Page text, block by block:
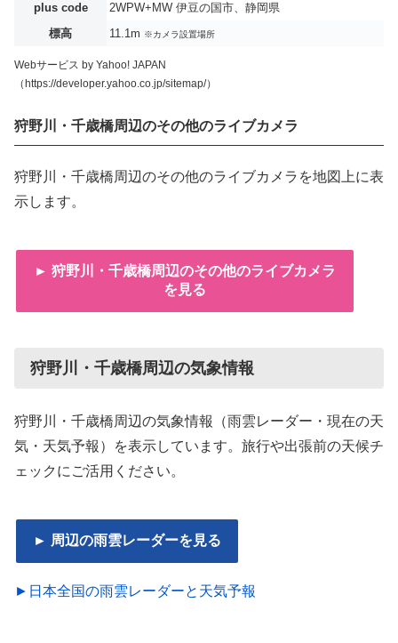
plus code
2WPW+MW 伊豆の国市、静岡県
標高
11.1m ※カメラ設置場所
Webサービス by Yahoo! JAPAN
（https://developer.yahoo.co.jp/sitemap/）
狩野川・千歳橋周辺のその他のライブカメラ
狩野川・千歳橋周辺のその他のライブカメラを地図上に表
示します。
► 狩野川・千歳橋周辺のその他のライブカメラ
を見る
狩野川・千歳橋周辺の気象情報
狩野川・千歳橋周辺の気象情報（雨雲レーダー・現在の天
気・天気予報）を表示しています。旅行や出張前の天候チ
ェックにご活用ください。
► 周辺の雨雲レーダーを見る
►日本全国の雨雲レーダーと天気予報